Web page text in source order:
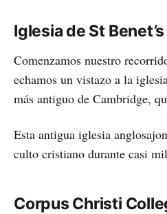
Iglesia de St Benet’s
Comenzamos nuestro
echamos un vistazo a la
más antiguo de Cambridge,
Esta antigua iglesia
culto cristiano durante casi
Corpus Christi